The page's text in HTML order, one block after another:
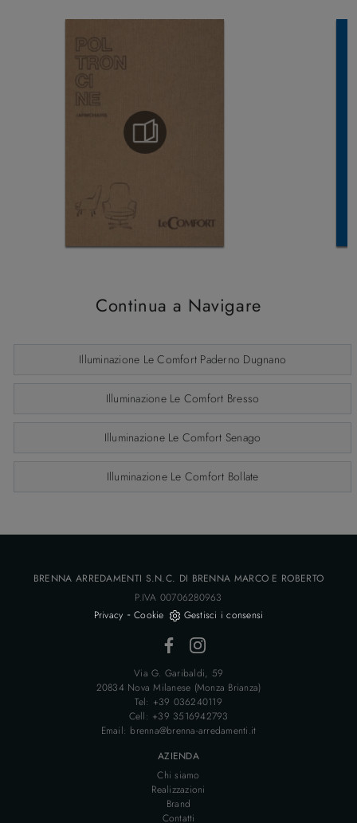
Continua a Navigare
Illuminazione Le Comfort Paderno Dugnano
Illuminazione Le Comfort Bresso
Illuminazione Le Comfort Senago
Illuminazione Le Comfort Bollate
BRENNA ARREDAMENTI S.N.C. DI BRENNA MARCO E ROBERTO
P.IVA 00706280963
Privacy -Cookie Gestisci i consensi
Via G. Garibaldi, 59
20834 Nova Milanese (Monza Brianza)
Tel: +39 036240119
Cell: +39 3516942793
Email: brenna@brenna-arredamenti.it
AZIENDA
Chi siamo
Realizzazioni
Brand
Contatti